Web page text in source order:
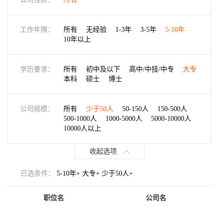
工作年限： 所有 无经验 1-3年 3-5年
5-10年
10年以上
学历要求： 所有 初中及以下 高中/中技/中专
大专
本科
硕士 博士
公司规模： 所有 少于50人 50-150人
150-500人
500-1000人
1000-5000人
5000-10000人
10000人以上
收起选项
已选条件： 5-10年+ 大专+ 少于50人+
职位名 公司名